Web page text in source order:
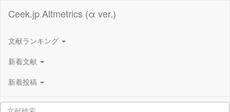
Ceek.jp Altmetrics (α ver.)
文献ランキング
新着文献
新着投稿